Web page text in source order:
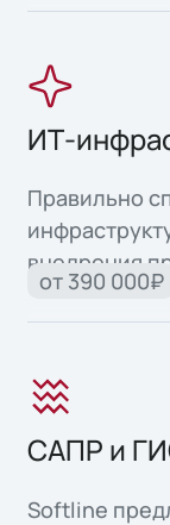
ИТ-
Правильно
внедрения
систем и
от 390 000₽
САПР и
Softline